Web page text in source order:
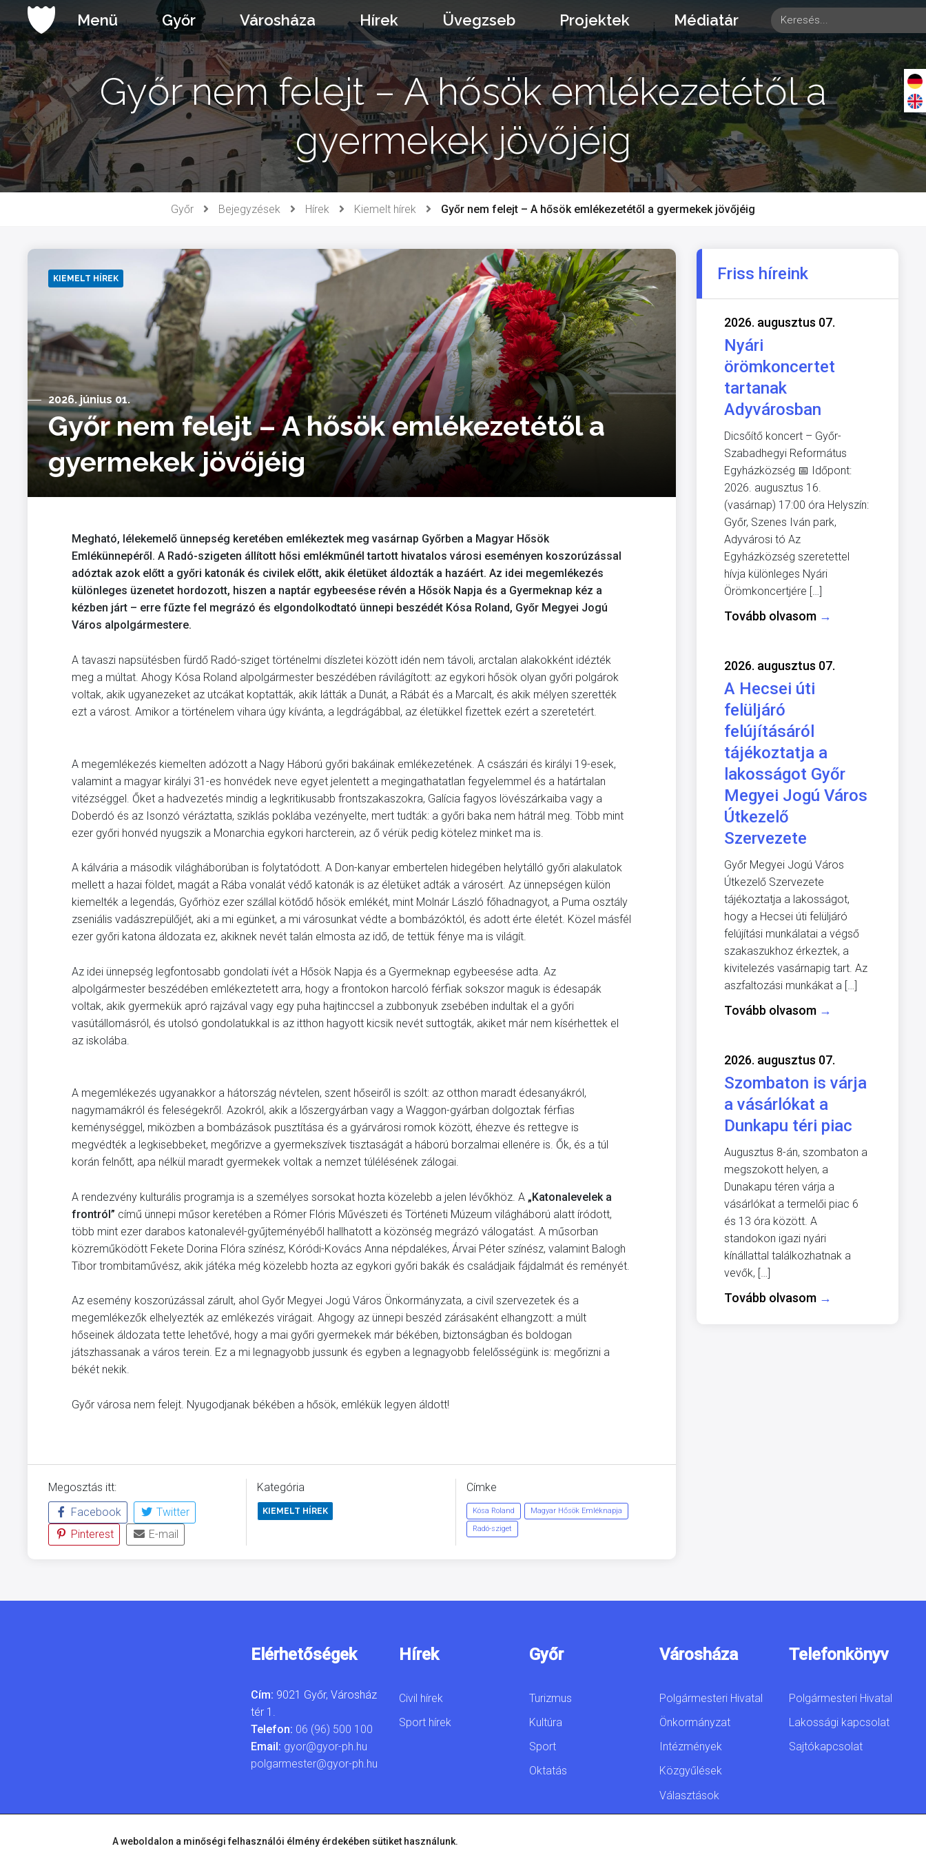
a
tartalomhoz
Menü Győr Városháza Hírek Üvegzseb Projektek Médiatár
Győr nem felejt – A hősök emlékezetétől a
gyermekek jövőjéig
Győr Bejegyzések Hírek Kiemelt hírek Győr nem felejt – A hősök emlékezetétől a gyermekek jövőjéig
KIEMELT HÍREK
2026. június 01.
Győr nem felejt – A hősök emlékezetétől a
gyermekek jövőjéig
Megható, lélekemelő ünnepség keretében emlékeztek meg vasárnap Győrben a Magyar Hősök
Emlékünnepéről. A Radó-szigeten állított hősi emlékműnél tartott hivatalos városi eseményen koszorúzással
adóztak azok előtt a győri katonák és civilek előtt, akik életüket áldozták a hazáért. Az idei megemlékezés
különleges üzenetet hordozott, hiszen a naptár egybeesése révén a Hősök Napja és a Gyermeknap kéz a
kézben járt – erre fűzte fel megrázó és elgondolkodtató ünnepi beszédét Kósa Roland, Győr Megyei Jogú
Város alpolgármestere.
A tavaszi napsütésben fürdő Radó-sziget történelmi díszletei között idén nem távoli, arctalan alakokként idézték
meg a múltat. Ahogy Kósa Roland alpolgármester beszédében rávilágított: az egykori hősök olyan győri polgárok
voltak, akik ugyanezeket az utcákat koptatták, akik látták a Dunát, a Rábát és a Marcalt, és akik mélyen szerették
ezt a várost. Amikor a történelem vihara úgy kívánta, a legdrágábbal, az életükkel fizettek ezért a szeretetért.
A megemlékezés kiemelten adózott a Nagy Háború győri bakáinak emlékezetének. A császári és királyi 19-esek,
valamint a magyar királyi 31-es honvédek neve egyet jelentett a megingathatatlan fegyelemmel és a határtalan
vitézséggel. Őket a hadvezetés mindig a legkritikusabb frontszakaszokra, Galícia fagyos lövészárkaiba vagy a
Doberdó és az Isonzó véráztatta, sziklás poklába vezényelte, mert tudták: a győri baka nem hátrál meg. Több mint
ezer győri honvéd nyugszik a Monarchia egykori harcterein, az ő vérük pedig kötelez minket ma is.
A kálvária a második világháborúban is folytatódott. A Don-kanyar embertelen hidegében helytálló győri alakulatok
mellett a hazai földet, magát a Rába vonalát védő katonák is az életüket adták a városért. Az ünnepségen külön
kiemelték a legendás, Győrhöz ezer szállal kötődő hősök emlékét, mint Molnár László főhadnagyot, a Puma osztály
zseniális vadászrepülőjét, aki a mi egünket, a mi városunkat védte a bombázóktól, és adott érte életét. Közel másfél
ezer győri katona áldozata ez, akiknek nevét talán elmosta az idő, de tettük fénye ma is világít.
Az idei ünnepség legfontosabb gondolati ívét a Hősök Napja és a Gyermeknap egybeesése adta. Az
alpolgármester beszédében emlékeztetett arra, hogy a frontokon harcoló férfiak sokszor maguk is édesapák
voltak, akik gyermekük apró rajzával vagy egy puha hajtinccsel a zubbonyuk zsebében indultak el a győri
vasútállomásról, és utolsó gondolatukkal is az itthon hagyott kicsik nevét suttogták, akiket már nem kísérhettek el
az iskolába.
A megemlékezés ugyanakkor a hátország névtelen, szent hőseiről is szólt: az otthon maradt édesanyákról,
nagymamákról és feleségekről. Azokról, akik a lőszergyárban vagy a Waggon-gyárban dolgoztak férfias
keménységgel, miközben a bombázások pusztítása és a gyárvárosi romok között, éhezve és rettegve is
megvédték a legkisebbeket, megőrizve a gyermekszívek tisztaságát a háború borzalmai ellenére is. Ők, és a túl
korán felnőtt, apa nélkül maradt gyermekek voltak a nemzet túlélésének zálogai.
A rendezvény kulturális programja is a személyes sorsokat hozta közelebb a jelen lévőkhöz. A „Katonalevelek a
frontról” című ünnepi műsor keretében a Rómer Flóris Művészeti és Történeti Múzeum világháború alatt íródott,
több mint ezer darabos katonalevél-gyűjteményéből hallhatott a közönség megrázó válogatást. A műsorban
közreműködött Fekete Dorina Flóra színész, Kóródi-Kovács Anna népdalékes, Árvai Péter színész, valamint Balogh
Tibor trombitaművész, akik játéka még közelebb hozta az egykori győri bakák és családjaik fájdalmát és reményét.
Az esemény koszorúzással zárult, ahol Győr Megyei Jogú Város Önkormányzata, a civil szervezetek és a
megemlékezők elhelyezték az emlékezés virágait. Ahgogy az ünnepi beszéd zárásaként elhangzott: a múlt
hőseinek áldozata tette lehetővé, hogy a mai győri gyermekek már békében, biztonságban és boldogan
játszhassanak a város terein. Ez a mi legnagyobb jussunk és egyben a legnagyobb felelősségünk is: megőrizni a
békét nekik.
Győr városa nem felejt. Nyugodjanak békében a hősök, emlékük legyen áldott!
Megosztás itt:
Facebook
Twitter
Pinterest
E-mail
Kategória
KIEMELT HÍREK
Címke
Kósa Roland
Magyar Hősök Emléknapja
Radó-sziget
Friss híreink
2026. augusztus 07.
Nyári
örömkoncertet
tartanak
Adyvárosban
Dicsőítő koncert – Győr-
Szabadhegyi Református
Egyházközség 📅 Időpont:
2026. augusztus 16.
(vasárnap) 17:00 óra Helyszín:
Győr, Szenes Iván park,
Adyvárosi tó Az
Egyházközség szeretettel
hívja különleges Nyári
Örömkoncertjére […]
Tovább olvasom →
2026. augusztus 07.
A Hecsei úti
felüljáró
felújításáról
tájékoztatja a
lakosságot Győr
Megyei Jogú Város
Útkezelő
Szervezete
Győr Megyei Jogú Város
Útkezelő Szervezete
tájékoztatja a lakosságot,
hogy a Hecsei úti felüljáró
felújítási munkálatai a végső
szakaszukhoz érkeztek, a
kivitelezés vasárnapig tart. Az
aszfaltozási munkákat a […]
Tovább olvasom →
2026. augusztus 07.
Szombaton is várja
a vásárlókat a
Dunkapu téri piac
Augusztus 8-án, szombaton a
megszokott helyen, a
Dunakapu téren várja a
vásárlókat a termelői piac 6
és 13 óra között. A
standokon igazi nyári
kínállattal találkozhatnak a
vevők, […]
Tovább olvasom →
Elérhetőségek
Cím: 9021 Győr, Városház
tér 1.
Telefon: 06 (96) 500 100
Email: gyor@gyor-ph.hu
polgarmester@gyor-ph.hu
Hírek
Civil hírek
Sport hírek
Győr
Turizmus
Kultúra
Sport
Oktatás
Városháza
Polgármesteri Hivatal
Önkormányzat
Intézmények
Közgyűlések
Választások
Telefonkönyv
Polgármesteri Hivatal
Lakossági kapcsolat
Sajtókapcsolat
A weboldalon a minőségi felhasználói élmény érdekében sütiket használunk.